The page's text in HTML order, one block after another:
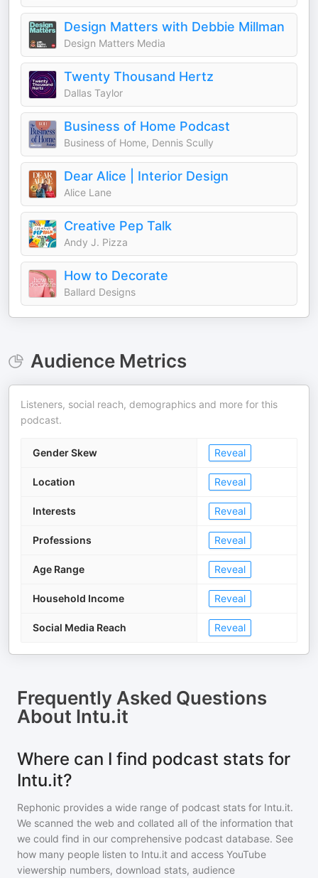
Design Matters with Debbie Millman
Design Matters Media
Twenty Thousand Hertz
Dallas Taylor
Business of Home Podcast
Business of Home, Dennis Scully
Dear Alice | Interior Design
Alice Lane
Creative Pep Talk
Andy J. Pizza
How to Decorate
Ballard Designs
Audience Metrics
Listeners, social reach, demographics and more for this
podcast.
Gender Skew Reveal
Location Reveal
Interests Reveal
Professions Reveal
Age Range Reveal
Household Income Reveal
Social Media Reach Reveal
Frequently Asked Questions
About Intu.it
Where can I find podcast stats for
Intu.it?
Rephonic provides a wide range of podcast stats for Intu.it.
We scanned the web and collated all of the information that
we could find in our comprehensive podcast database. See
how many people listen to Intu.it and access YouTube
viewership numbers, download stats, audience